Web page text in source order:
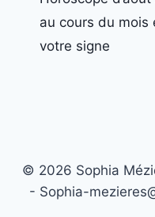
au cours du
votre signe
© 2026 Sophia
- Sophia-